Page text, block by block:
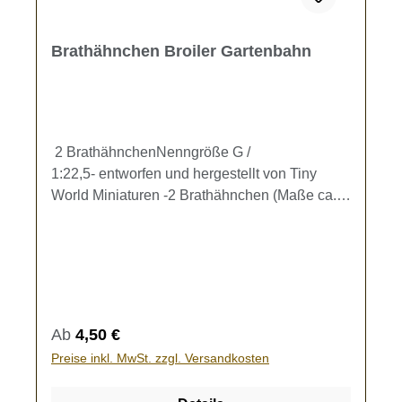
Brathähnchen Broiler Gartenbahn
2 BrathähnchenNenngröße G /
1:22,5- entworfen und hergestellt von Tiny
World Miniaturen -2 Brathähnchen (Maße ca.
Regulärer Preis:
Ab 4,50 €
Preise inkl. MwSt. zzgl. Versandkosten